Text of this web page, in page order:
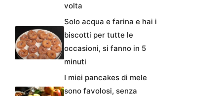
volta
Solo acqua e farina e hai i
biscotti per tutte le
occasioni, si fanno in 5
minuti
I miei pancakes di mele
sono favolosi, senza